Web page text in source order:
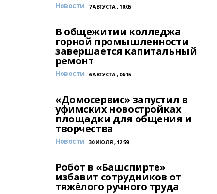
Новости 7 АВГУСТА , 10:05
В общежитии колледжа
горной промышленности
завершается капитальный
ремонт
Новости 6 АВГУСТА , 06:15
«Домосервис» запустил в
уфимских новостройках
площадки для общения и
творчества
Новости 30 ИЮЛЯ , 12:59
Робот в «Башспирте»
избавит сотрудников от
тяжёлого ручного труда